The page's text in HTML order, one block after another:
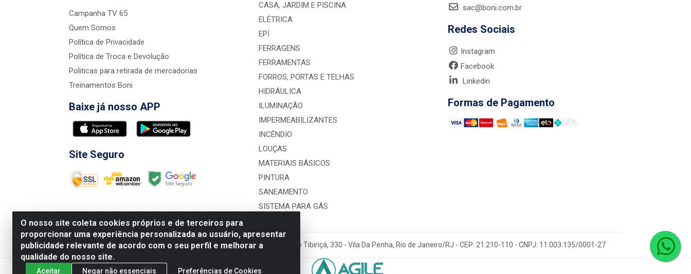
O nosso site coleta cookies próprios e de terceiros para
proporcionar uma experiência personalizada ao usuário, apresentar
publicidade relevante de acordo com o seu perfil e melhorar a
qualidade do nosso site.
Aceitar Negar não essenciais Preferências de Cookies
Campanha TV 65
Quem Somos
Política de Privacidade
Política de Troca e Devolução
Politicas para retirada de mercadorias
Treinamentos Boni
Baixe já nosso APP
Site Seguro
CASA, JARDIM E PISCINA
ELÉTRICA
EPI
FERRAGENS
FERRAMENTAS
FORROS, PORTAS E TELHAS
HIDRÁULICA
ILUMINAÇÃO
IMPERMEABILIZANTES
INCÊNDIO
LOUÇAS
MATERIAIS BÁSICOS
PINTURA
SANEAMENTO
SISTEMA PARA GÁS
sac@boni.com.br
Redes Sociais
Instagram
Facebook
Linkedin
Formas de Pagamento
Nova Boni Distribuidora de Material de Construção LTDA - Rua Alice Tibiriçá, 330 - Vila Da Penha, Rio de Janeiro/RJ - CEP: 21.210-110 - CNPJ: 11.003.135/0001-27